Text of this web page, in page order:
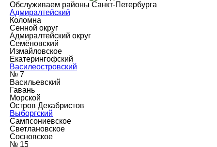
Обслуживаем районы Санкт-Петербурга
Адмиралтейский
Коломна
Сенной округ
Адмиралтейский округ
Семёновский
Измайловское
Екатерингофский
Василеостровский
№ 7
Васильевский
Гавань
Морской
Остров Декабристов
Выборгский
Сампсониевское
Светлановское
Сосновское
№ 15